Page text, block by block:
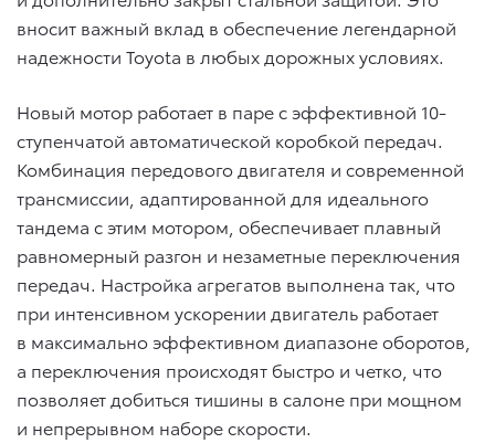
вносит важный вклад в обеспечение легендарной
надежности Toyota в любых дорожных условиях.
Новый мотор работает в паре с эффективной 10-
ступенчатой автоматической коробкой передач.
Комбинация передового двигателя и современной
трансмиссии, адаптированной для идеального
тандема с этим мотором, обеспечивает плавный
равномерный разгон и незаметные переключения
передач. Настройка агрегатов выполнена так, что
при интенсивном ускорении двигатель работает
в максимально эффективном диапазоне оборотов,
а переключения происходят быстро и четко, что
позволяет добиться тишины в салоне при мощном
и непрерывном наборе скорости.